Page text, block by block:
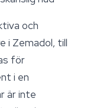
och
i Zemadol, till
för
i en
är inte